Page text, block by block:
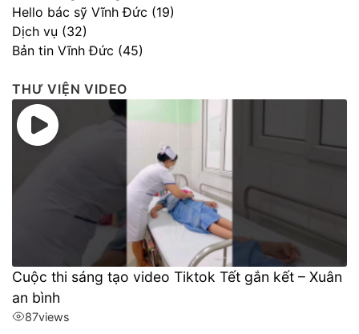
Hello bác sỹ Vĩnh Đức (19)
Dịch vụ (32)
Bản tin Vĩnh Đức (45)
THƯ VIỆN VIDEO
Cuộc thi sáng tạo video Tiktok Tết gắn kết – Xuân
an bình
87views